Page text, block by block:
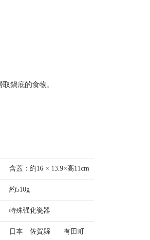
鍋底的食物。
含蓋：約16 × 13.9×高11cm
約510g
特殊强化瓷器
日本 佐賀縣 有田町